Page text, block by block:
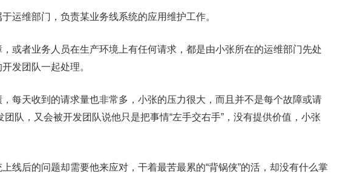
运维部门，负责某业务线系统的应用维护工作。
或者业务人员在生产环境上有任何请求，都是由小张所在的运维部门先处
发团队一起处理。
每天收到的请求量也非常多，小张的压力很大，而且并不是每个故障或请
队，又会被开发团队说他只是把事情“左手交右手”，没有提供价值，小张
线后的问题却需要他来应对，干着最苦最累的“背锅侠”的活，却没有什么掌